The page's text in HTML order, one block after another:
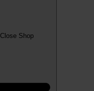
Close Shop